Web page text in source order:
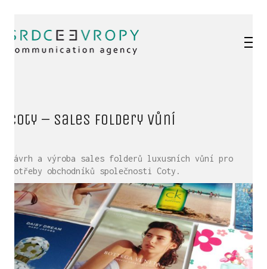
Coty – Sales foldery vůní
Návrh a výroba sales folderů luxusních vůní pro
potřeby obchodníků společnosti Coty.